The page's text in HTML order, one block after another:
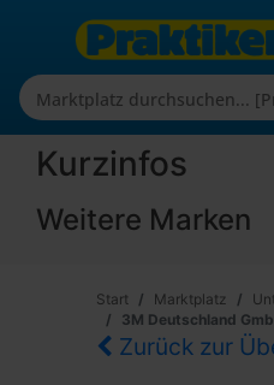
Kurzinfos
Weitere Marken
Start Marktplatz
3M Deutschland
Zurück zur